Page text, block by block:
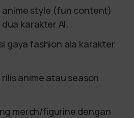
anime style (fun content)
karakter AI.
gaya fashion ala karakter
anime atau season
merch/figurine dengan